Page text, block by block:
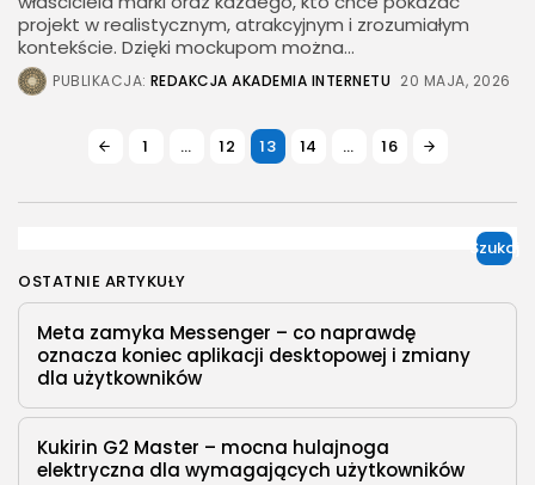
projekt w realistycznym, atrakcyjnym i zrozumiałym
kontekście. Dzięki mockupom można...
PUBLIKACJA: REDAKCJA AKADEMIA INTERNETU 20 MAJA, 2026
1 … 12 13 14 … 16
Szukaj
OSTATNIE ARTYKUŁY
Meta zamyka Messenger – co naprawdę
oznacza koniec aplikacji desktopowej i zmiany
dla użytkowników
Kukirin G2 Master – mocna hulajnoga
elektryczna dla wymagających użytkowników